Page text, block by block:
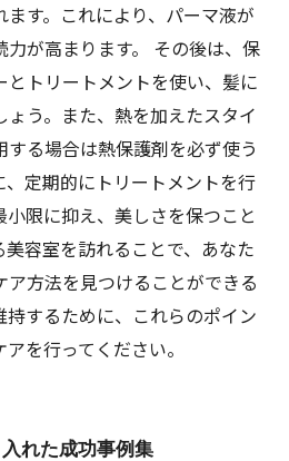
す。これにより、パーマ液が
が高まります。 その後は、保
トリートメントを使い、髪に
う。また、熱を加えたスタイ
する場合は熱保護剤を必ず使う
、定期的にトリートメントを行
限に抑え、美しさを保つこと
容室を訪れることで、あなた
ア方法を見つけることができる
するために、これらのポイン
を行ってください。
れた成功事例集